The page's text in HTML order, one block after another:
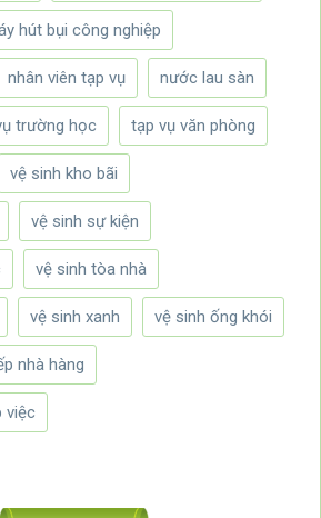
hút bụi công nghiệp
nhân viên tạp vụ nước lau sàn
trường học tạp vụ văn phòng
vệ sinh kho bãi
vệ sinh sự kiện
vệ sinh tòa nhà
vệ sinh xanh vệ sinh ống khói
nhà hàng
việc